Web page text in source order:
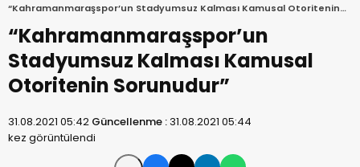
“Kahramanmaraşspor’un Stadyumsuz Kalması Kamusal Otoritenin
Sorunudur”
“Kahramanmaraşspor’un
Stadyumsuz Kalması Kamusal
Otoritenin Sorunudur”
31.08.2021 05:42 Güncellenme :31.08.2021 05:44
kez görüntülendi